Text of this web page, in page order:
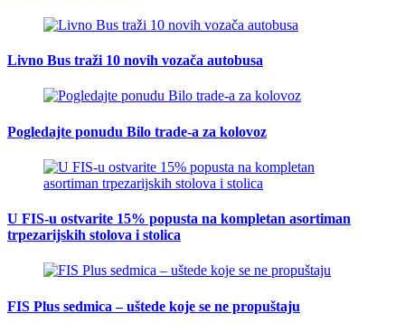
Livno Bus traži 10 novih vozača autobusa
Pogledajte ponudu Bilo trade-a za kolovoz
U FIS-u ostvarite 15% popusta na kompletan asortiman
trpezarijskih stolova i stolica
FIS Plus sedmica – uštede koje se ne propuštaju